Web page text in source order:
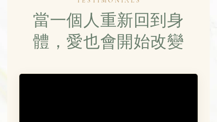
當一個人重新回到身
體，愛也會開始改變